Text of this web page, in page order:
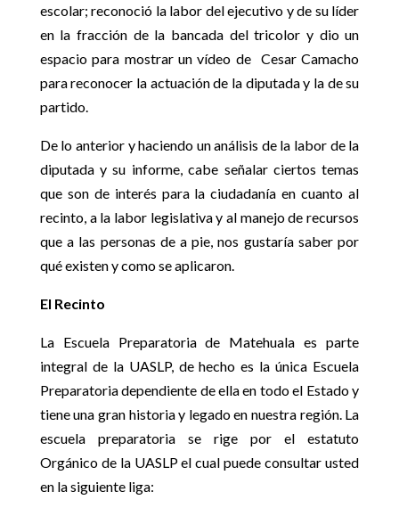
escolar; reconoció la labor del ejecutivo y de su líder
en la fracción de la bancada del tricolor y dio un
espacio para mostrar un vídeo de Cesar Camacho
para reconocer la actuación de la diputada y la de su
partido.
De lo anterior y haciendo un análisis de la labor de la
diputada y su informe, cabe señalar ciertos temas
que son de interés para la ciudadanía en cuanto al
recinto, a la labor legislativa y al manejo de recursos
que a las personas de a pie, nos gustaría saber por
qué existen y como se aplicaron.
El Recinto
La Escuela Preparatoria de Matehuala es parte
integral de la UASLP, de hecho es la única Escuela
Preparatoria dependiente de ella en todo el Estado y
tiene una gran historia y legado en nuestra región. La
escuela preparatoria se rige por el estatuto
Orgánico de la UASLP el cual puede consultar usted
en la siguiente liga: